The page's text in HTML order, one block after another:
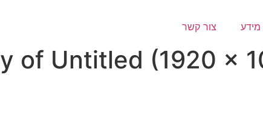
מידע צור קשר
of Untitled (1920 ×